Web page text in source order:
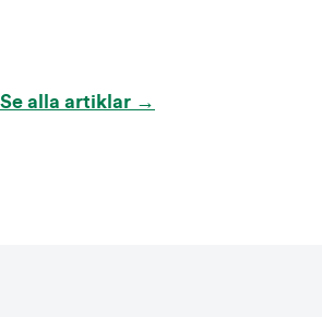
Se alla artiklar →